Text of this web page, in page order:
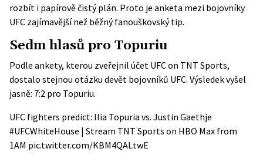
rozbít i papírově čistý plán. Proto je anketa mezi bojovníky
UFC zajímavější než běžný fanouškovský tip.
Sedm hlasů pro Topuriu
Podle ankety, kterou zveřejnil účet UFC on TNT Sports,
dostalo stejnou otázku devět bojovníků UFC. Výsledek vyšel
jasně: 7:2 pro Topuriu.
UFC fighters predict: Ilia Topuria vs. Justin Gaethje
#UFCWhiteHouse | Stream TNT Sports on HBO Max from
1AM pic.twitter.com/KBM4QALtwE